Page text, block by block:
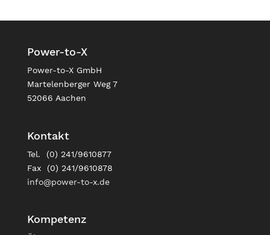
Power-to-X
Power-to-X GmbH
Martelenberger Weg 7
52066 Aachen
Kontakt
Tel. (0) 241/9610877
Fax (0) 241/9610878
info@power-to-x.de
Kompetenz